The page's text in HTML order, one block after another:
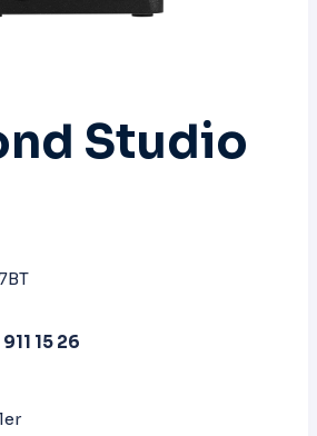
Studio
15 26